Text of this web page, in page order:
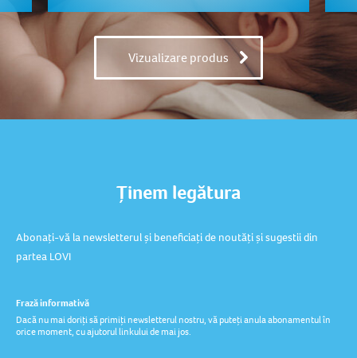
Vizualizare produs
Ținem legătura
Abonați-vă la newsletterul și beneficiați de noutăți și sugestii din
partea LOVI
Frază informativă
Dacă nu mai doriți să primiți newsletterul nostru, vă puteți anula abonamentul în
orice moment, cu ajutorul linkului de mai jos.